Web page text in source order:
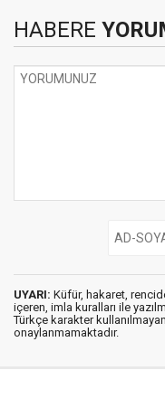
HABERE
UYARI: Küfür, hakaret,
içeren, imla kuralları ile
Türkçe karakter
onaylanmamaktadır.